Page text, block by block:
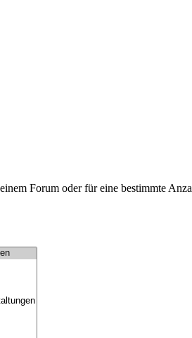
Forum oder für eine bestimmte